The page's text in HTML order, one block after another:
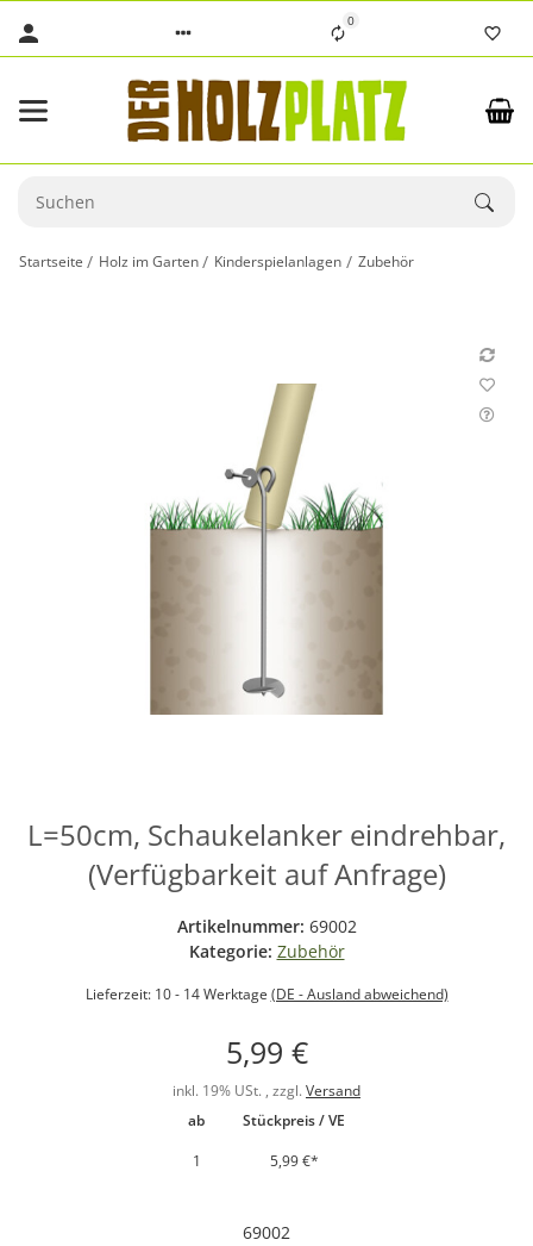
0
Startseite Holz im Garten Kinderspielanlagen Zubehör
L=50cm, Schaukelanker eindrehbar,
(Verfügbarkeit auf Anfrage)
Artikelnummer: 69002
Kategorie: Zubehör
Lieferzeit: 10 - 14 Werktage (DE - Ausland abweichend)
5,99 €
inkl. 19% USt. , zzgl. Versand
ab
Stückpreis / VE
1
5,99 €*
69002